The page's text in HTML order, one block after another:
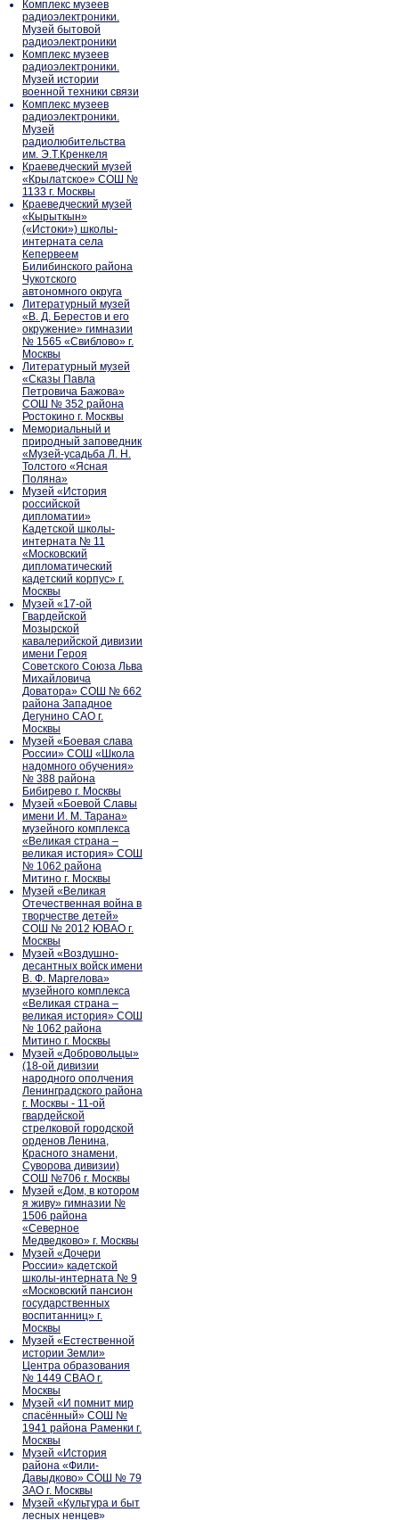
Комплекс музеев
радиоэлектроники.
Музей бытовой
радиоэлектроники
Комплекс музеев
радиоэлектроники.
Музей истории
военной техники связи
Комплекс музеев
радиоэлектроники.
Музей
радиолюбительства
им. Э.Т.Кренкеля
Краеведческий музей
«Крылатское» СОШ №
1133 г. Москвы
Краеведческий музей
«Кырыткын»
(«Истоки») школы-
интерната села
Кепервеем
Билибинского района
Чукотского
автономного округа
Литературный музей
«В. Д. Берестов и его
окружение» гимназии
№ 1565 «Свиблово» г.
Москвы
Литературный музей
«Сказы Павла
Петровича Бажова»
СОШ № 352 района
Ростокино г. Москвы
Мемориальный и
природный заповедник
«Музей-усадьба Л. Н.
Толстого «Ясная
Поляна»
Музей «История
российской
дипломатии»
Кадетской школы-
интерната № 11
«Московский
дипломатический
кадетский корпус» г.
Москвы
Музей «17-ой
Гвардейской
Мозырской
кавалерийской дивизии
имени Героя
Советского Союза Льва
Михайловича
Доватора» СОШ № 662
района Западное
Дегунино САО г.
Москвы
Музей «Боевая слава
России» СОШ «Школа
надомного обучения»
№ 388 района
Бибирево г. Москвы
Музей «Боевой Славы
имени И. М. Тарана»
музейного комплекса
«Великая страна –
великая история» СОШ
№ 1062 района
Митино г. Москвы
Музей «Великая
Отечественная война в
творчестве детей»
СОШ № 2012 ЮВАО г.
Москвы
Музей «Воздушно-
десантных войск имени
В. Ф. Маргелова»
музейного комплекса
«Великая страна –
великая история» СОШ
№ 1062 района
Митино г. Москвы
Музей «Добровольцы»
(18-ой дивизии
народного ополчения
Ленинградского района
г. Москвы - 11-ой
гвардейской
стрелковой городской
орденов Ленина,
Красного знамени,
Суворова дивизии)
СОШ №706 г. Москвы
Музей «Дом, в котором
я живу» гимназии №
1506 района
«Северное
Медведково» г. Москвы
Музей «Дочери
России» кадетской
школы-интерната № 9
«Московский пансион
государственных
воспитанниц» г.
Москвы
Музей «Естественной
истории Земли»
Центра образования
№ 1449 СВАО г.
Москвы
Музей «И помнит мир
спасённый» СОШ №
1941 района Раменки г.
Москвы
Музей «История
района «Фили-
Давыдково» СОШ № 79
ЗАО г. Москвы
Музей «Культура и быт
лесных ненцев»